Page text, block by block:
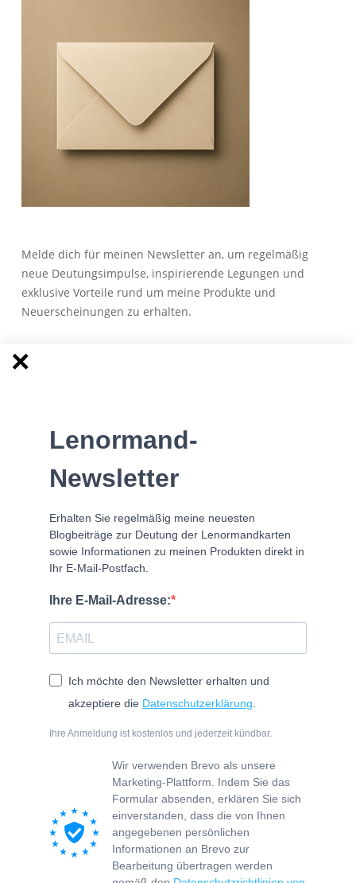
Melde dich für meinen Newsletter an, um regelmäßig
neue Deutungsimpulse, inspirierende Legungen und
exklusive Vorteile rund um meine Produkte und
Neuerscheinungen zu erhalten.
Anmeldung zum Newsletter
Besuche meine Facebook Lerngruppe
Lenormand-
Newsletter
Erhalten Sie regelmäßig meine neuesten
Blogbeiträge zur Deutung der Lenormandkarten
sowie Informationen zu meinen Produkten direkt in
Ihr E-Mail-Postfach.
Ihre E-Mail-Adresse:
Ich möchte den Newsletter erhalten und
akzeptiere die Datenschutzerklärung
Ihre Anmeldung ist kostenlos und jederzeit kündbar.
Wir verwenden Brevo als unsere
Marketing-Plattform. Indem Sie das
Formular absenden, erklären Sie sich
einverstanden, dass die von Ihnen
angegebenen persönlichen
Informationen an Brevo zur
Bearbeitung übertragen werden